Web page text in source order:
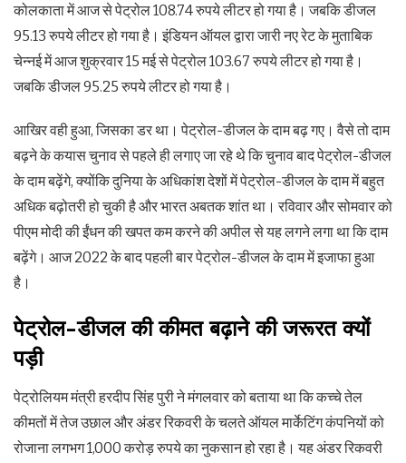
कोलकाता में आज से पेट्रोल 108.74 रुपये लीटर हो गया है। जबकि डीजल
95.13 रुपये लीटर हो गया है। इंडियन ऑयल द्वारा जारी नए रेट के मुताबिक
चेन्नई में आज शुक्रवार 15 मई से पेट्रोल 103.67 रुपये लीटर हो गया है।
जबकि डीजल 95.25 रुपये लीटर हो गया है।
आखिर वही हुआ, जिसका डर था। पेट्रोल-डीजल के दाम बढ़ गए। वैसे तो दाम
बढ़ने के कयास चुनाव से पहले ही लगाए जा रहे थे कि चुनाव बाद पेट्रोल-डीजल
के दाम बढ़ेंगे, क्योंकि दुनिया के अधिकांश देशों में पेट्रोल-डीजल के दाम में बहुत
अधिक बढ़ोतरी हो चुकी है और भारत अबतक शांत था। रविवार और सोमवार को
पीएम मोदी की ईंधन की खपत कम करने की अपील से यह लगने लगा था कि दाम
बढ़ेंगे। आज 2022 के बाद पहली बार पेट्रोल-डीजल के दाम में इजाफा हुआ
है।
पेट्रोल-डीजल की कीमत बढ़ाने की जरूरत क्यों
पड़ी
पेट्रोलियम मंत्री हरदीप सिंह पुरी ने मंगलवार को बताया था कि कच्चे तेल
कीमतों में तेज उछाल और अंडर रिकवरी के चलते ऑयल मार्केटिंग कंपनियों को
रोजाना लगभग 1,000 करोड़ रुपये का नुकसान हो रहा है। यह अंडर रिकवरी